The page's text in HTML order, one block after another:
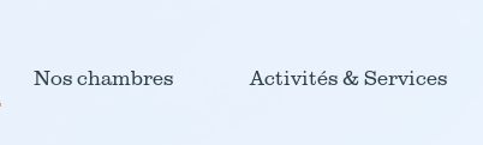
Nos chambres Activités & Services